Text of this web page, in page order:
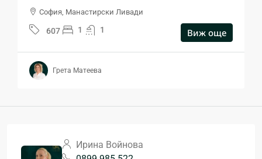
София, Манастирски Ливади
607 1 1 Виж още
Грета Матеева
Ирина Войнова